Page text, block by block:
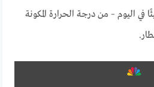
اليوم – من درجة الحرارة المكونة